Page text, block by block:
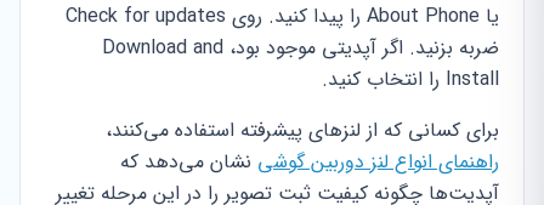
یا About Phone را پیدا کنید. روی Check for updates
ضربه بزنید. اگر آپدیتی موجود بود، Download and
Install را انتخاب کنید.
برای کسانی که از لنزهای پیشرفته استفاده می‌کنند،
راهنمای انواع لنز دوربین گوشی نشان می‌دهد که
آپدیت‌ها چگونه کیفیت ثبت تصویر را در این مرحله تغییر